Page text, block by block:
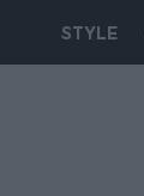
STYLE